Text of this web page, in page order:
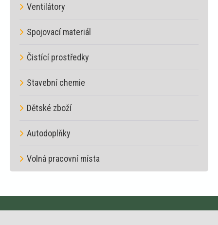
Ventilátory
Spojovací materiál
Čistící prostředky
Stavební chemie
Dětské zboží
Autodoplňky
Volná pracovní místa